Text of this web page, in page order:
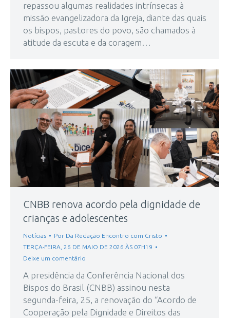
repassou algumas realidades intrínsecas à
missão evangelizadora da Igreja, diante das quais
os bispos, pastores do povo, são chamados à
atitude da escuta e da coragem…
CNBB renova acordo pela dignidade de
crianças e adolescentes
Notícias Por Da Redação Encontro com Cristo
TERÇA-FEIRA, 26 DE MAIO DE 2026 ÀS 07H19
Deixe um comentário
A presidência da Conferência Nacional dos
Bispos do Brasil (CNBB) assinou nesta
segunda-feira, 25, a renovação do “Acordo de
Cooperação pela Dignidade e Direitos das